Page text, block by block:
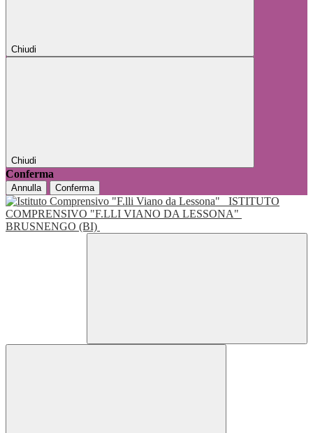
Chiudi
Chiudi
Conferma
Annulla Conferma
ISTITUTO
COMPRENSIVO "F.LLI VIANO DA LESSONA"
BRUSNENGO (BI)